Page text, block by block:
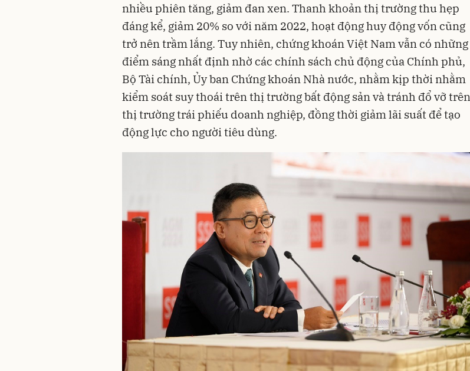
nhiều phiên tăng, giảm đan xen. Thanh khoản thị trường thu hẹp
đáng kể, giảm 20% so với năm 2022, hoạt động huy động vốn cũng
trở nên trầm lắng. Tuy nhiên, chứng khoán Việt Nam vẫn có những
điểm sáng nhất định nhờ các chính sách chủ động của Chính phủ,
Bộ Tài chính, Ủy ban Chứng khoán Nhà nước, nhằm kịp thời nhằm
kiểm soát suy thoái trên thị trường bất động sản và tránh đổ vỡ trên
thị trường trái phiếu doanh nghiệp, đồng thời giảm lãi suất để tạo
động lực cho người tiêu dùng.